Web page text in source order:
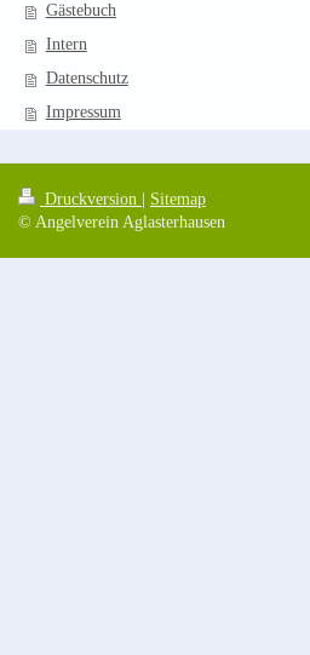
Gästebuch
Intern
Datenschutz
Impressum
Druckversion
Sitemap
© Angelverein Aglasterhausen